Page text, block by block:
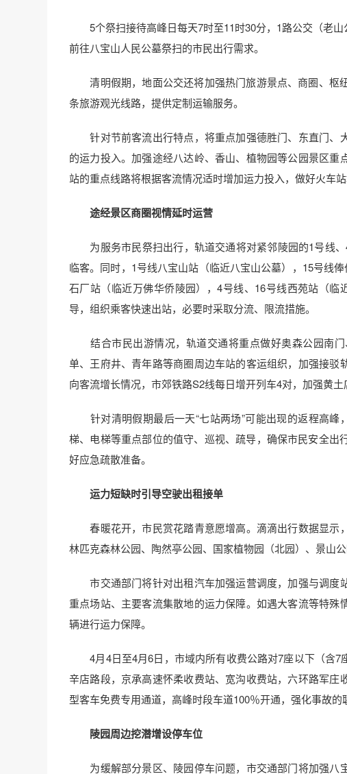
5个祭扫接待高峰日每天7时至11时30分，1路公交（老山
前往八宝山人民公墓祭扫的市民出行需求。
清明假期，地面公交还将加强热门旅游景点、商圈、枢
条旅游观光线路，提供定制运输服务。
针对节前客流出行特点，将重点加强德胜门、东直门、
的运力投入。加强途经八达岭、香山、植物园等公园景区
站的重点线路将根据客流情况适时增加运力投入，做好火车站
途经景区商圈视情延时运营
为服务市民祭扫出行，轨道交通将对紧邻陵园的1号线、
临客。同时，1号线八宝山站（临近八宝山公墓），15号线
石厂站（临近万佛华侨陵园），4号线、16号线西苑站（
导，组织乘客快速出站，必要时采取分流、限流措施。
结合市民出游情况，轨道交通将重点做好奥森公园南门
单、王府井、青年路等商圈周边车站的客运组织，加强接
向客流增长情况，市郊铁路S2线每日增开列车4对，加强黄土
针对清明假期最后一天“七站两场”可能出现的返程高峰
梯、电梯等重点部位的值守、巡视、疏导，确保市民安全
好应急疏散准备。
运力短缺时引导空驶出租接单
春暖花开，市民赏花踏青意愿增高。滴滴出行数据显示
林匹克森林公园、陶然亭公园、国家植物园（北园）、景山
市交通部门将针对出租汽车加强运营调度，加强与调度
重点场站、主要客流集散地的运力保障。如遇大客流等特
辆进行运力保障。
4月4日至4月6日，市域内所有收费公路对7座以下（含7
辛店路段，京承高速怀柔收费站、宽沟收费站，六环路军
型客车免费专用通道，高峰时段车道100％开通，强化事故的
陵园周边挖潜增设停车位
为缓解部分景区、陵园停车问题，市交通部门将加强八